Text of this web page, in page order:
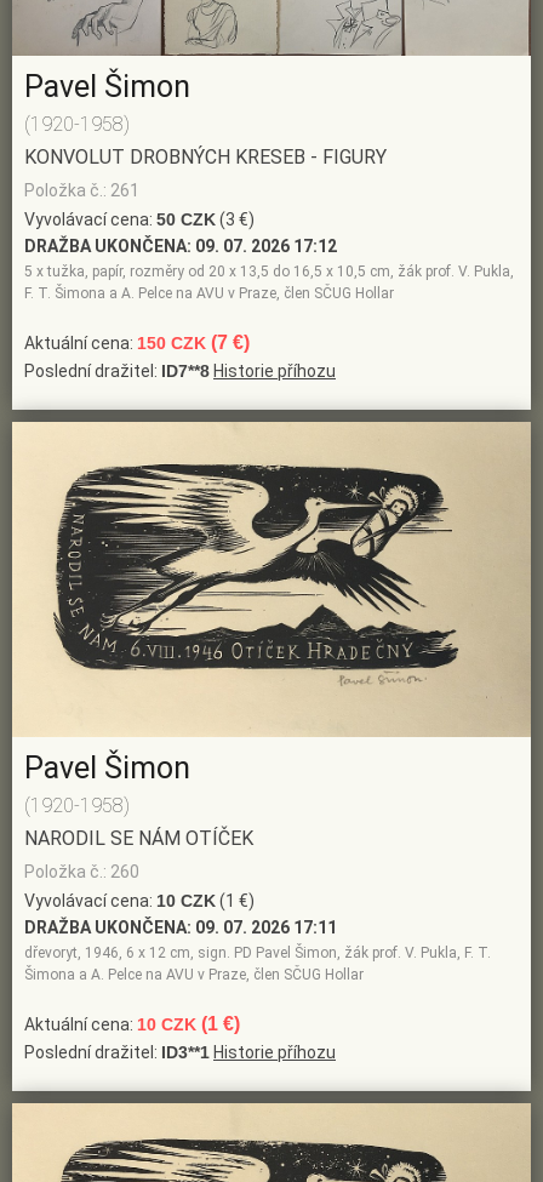
Pavel Šimon
(1920-1958)
KONVOLUT DROBNÝCH KRESEB - FIGURY
Položka č.: 261
Vyvolávací cena: 50 CZK(3 €)
DRAŽBA UKONČENA: 09. 07. 2026 17:12
5 x tužka, papír, rozměry od 20 x 13,5 do 16,5 x 10,5 cm, žák prof. V. Pukla,
F. T. Šimona a A. Pelce na AVU v Praze, člen SČUG Hollar
Aktuální cena: 150 CZK (7 €)
Poslední dražitel: ID7**8 Historie příhozu
Pavel Šimon
(1920-1958)
NARODIL SE NÁM OTÍČEK
Položka č.: 260
Vyvolávací cena: 10 CZK(1 €)
DRAŽBA UKONČENA: 09. 07. 2026 17:11
dřevoryt, 1946, 6 x 12 cm, sign. PD Pavel Šimon, žák prof. V. Pukla, F. T.
Šimona a A. Pelce na AVU v Praze, člen SČUG Hollar
Aktuální cena: 10 CZK (1 €)
Poslední dražitel: ID3**1 Historie příhozu